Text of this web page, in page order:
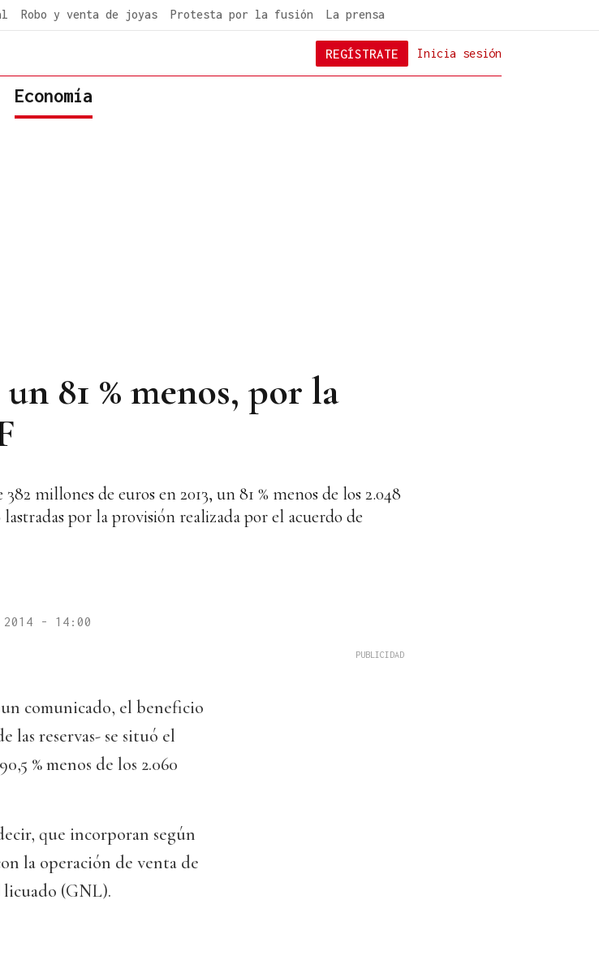
Robo y venta de joyas Protesta por la fusión La prensa
Inicia sesión
REGÍSTRATE
Economía
81 % menos, por la
millones de euros en 2013, un 81 % menos de los 2.048
por la provisión realizada por el acuerdo de
2014 - 14:00
comunicado, el beneficio
las reservas- se situó el
% menos de los 2.060
que incorporan según
la operación de venta de
licuado (GNL).